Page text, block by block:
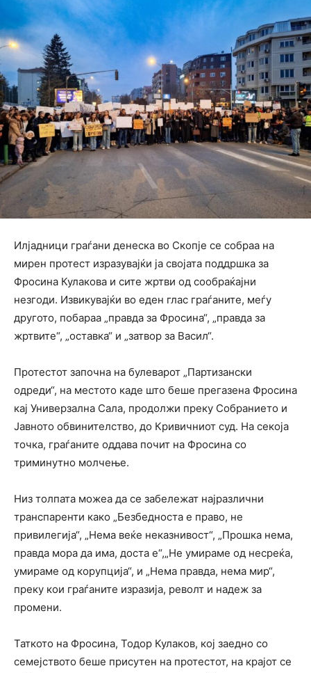
Илјадници граѓани денеска во Скопје се собраа на
мирен протест изразувајќи ја својата поддршка за
Фросина Кулакова и сите жртви од сообраќајни
незгоди. Извикувајќи во еден глас граѓаните, меѓу
другото, побараа „правда за Фросина“, „правда за
жртвите“, „оставка“ и „затвор за Васил“.
Протестот започна на булеварот „Партизански
одреди“, на местото каде што беше прегазена Фросина
кај Универзална Сала, продолжи преку Собранието и
Јавното обвинителство, до Кривичниот суд. На секоја
точка, граѓаните оддава почит на Фросина со
триминутно молчење.
Низ толпата можеа да се забележат најразлични
транспаренти како „Безбедноста е право, не
привилегија“, „Нема веќе неказнивост“, „Прошка нема,
правда мора да има, доста е“,„Не умираме од несреќа,
умираме од корупција“, и „Нема правда, нема мир“,
преку кои граѓаните изразија, револт и надеж за
промени.
Таткото на Фросина, Тодор Кулаков, кој заедно со
семејството беше присутен на протестот, на крајот се